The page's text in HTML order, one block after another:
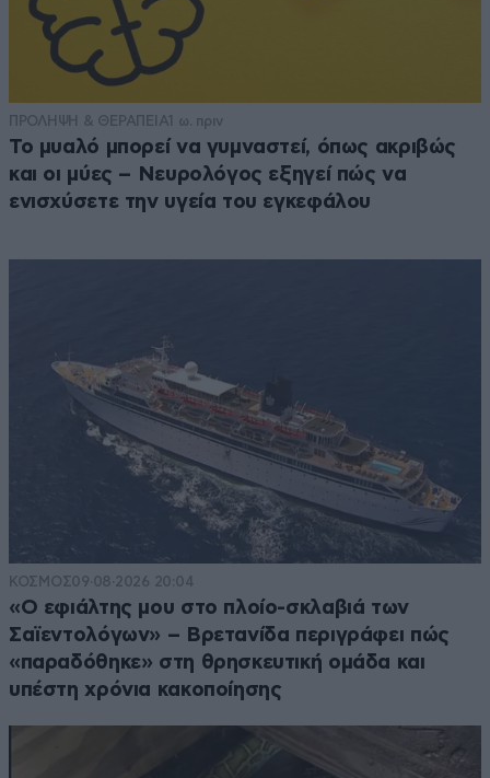
ΠΡΟΛΗΨΗ & ΘΕΡΑΠΕΙΑ1 ω. πριν
Το μυαλό μπορεί να γυμναστεί, όπως ακριβώς
και οι μύες – Νευρολόγος εξηγεί πώς να
ενισχύσετε την υγεία του εγκεφάλου
ΚΟΣΜΟΣ09·08·2026 20:04
«Ο εφιάλτης μου στο πλοίο-σκλαβιά των
Σαϊεντολόγων» – Βρετανίδα περιγράφει πώς
«παραδόθηκε» στη θρησκευτική ομάδα και
υπέστη χρόνια κακοποίησης